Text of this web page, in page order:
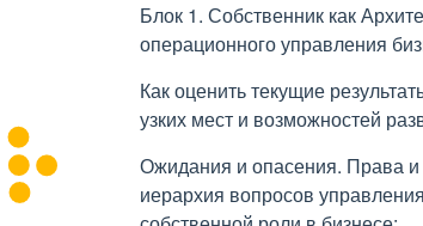
Блок 1. Собственник как
операционного управления
Как оценить текущие
узких мест и возможностей
Ожидания и опасения. Права и
иерархия вопросов